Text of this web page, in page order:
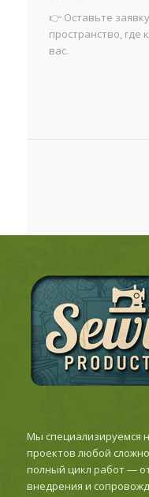
👉 Оставьте
пространство, где
вас.
Мы специализируемся
проектов любой
полный цикл работ —
внедрения и